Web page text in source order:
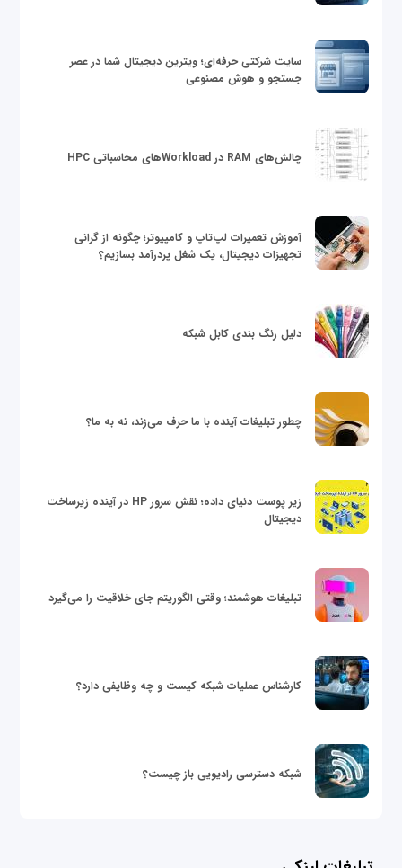
سایت شرکتی حرفه‌ای؛ ویترین دیجیتال شما در عصر
جستجو و هوش مصنوعی
چالش‌های RAM در Workloadهای محاسباتی HPC
آموزش تعمیرات لپ‌تاپ و کامپیوتر؛ چگونه از گرانی
تجهیزات دیجیتال، یک شغل پردرآمد بسازیم؟
دلیل رنگ بندی کابل شبکه
چطور تبلیغات آینده با ما حرف می‌زند، نه به ما؟
زیر پوست دنیای داده؛ نقش سرور HP در آینده زیرساخت
دیجیتال
تبلیغات هوشمند؛ وقتی الگوریتم جای خلاقیت را می‌گیرد
کارشناس عملیات شبکه کیست و چه وظایفی دارد؟
شبکه دسترسی رادیویی باز چیست؟